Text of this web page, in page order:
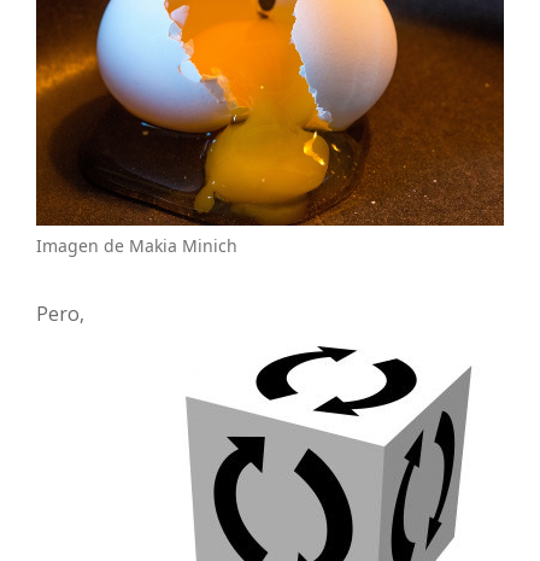
Imagen de Makia Minich
Pero,